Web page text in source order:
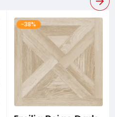
-38%